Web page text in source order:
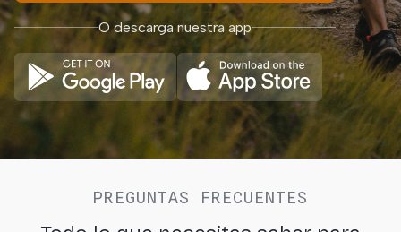
O descarga nuestra app
PREGUNTAS FRECUENTES